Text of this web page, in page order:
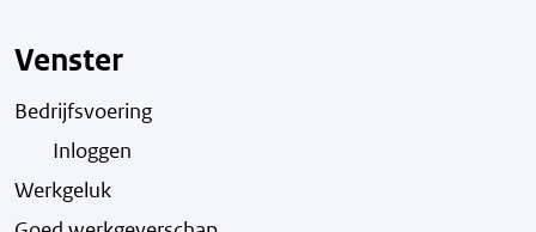
Venster
Bedrijfsvoering
Inloggen
Werkgeluk